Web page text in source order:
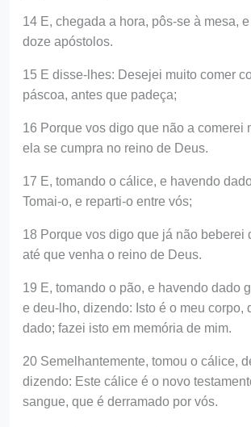
14 E, chegada a hora, pôs-se à mesa,
doze apóstolos.
15 E disse-lhes: Desejei muito comer
páscoa, antes que padeça;
16 Porque vos digo que não a comerei
ela se cumpra no reino de Deus.
17 E, tomando o cálice, e havendo
Tomai-o, e reparti-o entre vós;
18 Porque vos digo que já não beberei
até que venha o reino de Deus.
19 E, tomando o pão, e havendo dado
e deu-lho, dizendo: Isto é o meu corpo,
dado; fazei isto em memória de mim.
20 Semelhantemente, tomou o cálice,
dizendo: Este cálice é o novo
sangue, que é derramado por vós.